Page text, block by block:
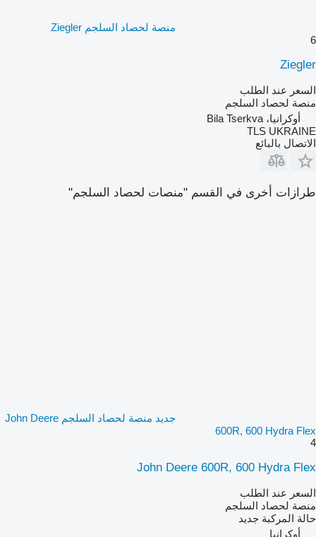
منصة لحصاد السلجم Ziegler
6
Ziegler
السعر عند الطلب
منصة لحصاد السلجم
أوكرانيا، Bila Tserkva
TLS UKRAINE
الاتصال بالبائع
طرازات أخرى في القسم "منصات لحصاد السلجم"
جديد منصة لحصاد السلجم John Deere
600R, 600 Hydra Flex
4
John Deere 600R, 600 Hydra Flex
السعر عند الطلب
منصة لحصاد السلجم
حالة المركبة جديد
أوكرانيا